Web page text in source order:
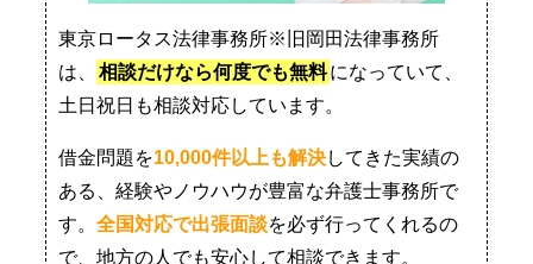
東京ロータス法律事務所※旧岡田法律事務所
は、
相談だけなら何度でも無料になっていて、
土日祝日も相談対応しています。
借金問題を10,000件以上も解決してきた実績の
ある、経験やノウハウが豊富な弁護士事務所で
す。全国対応で出張面談を必ず行ってくれるの
で、地方の人でも安心して相談できます。